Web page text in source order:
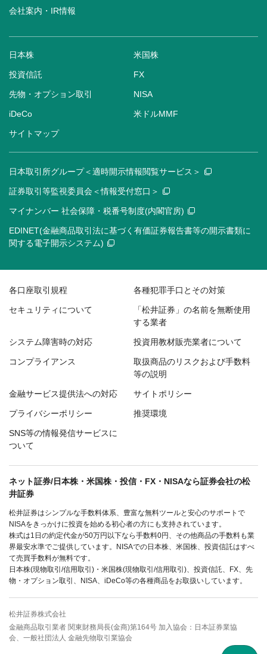
会社案内・IR情報
日本株 米国株
投資信託 FX
先物・オプション取引 NISA
iDeCo 米ドルMMF
サイトマップ
日本取引所グループ＜適時開示情報閲覧サービス＞
証券取引等監視委員会＜情報受付窓口＞
マイナンバー 社会保障・税番号制度(内閣官房)
EDINET(金融商品取引法に基づく有価証券報告書等の開示書類に
関する電子開示システム)
各口座取引規程 各種犯罪手口とその対策
セキュリティについて
「松井証券」の名前を無断使用
する業者
システム障害時の対応 投資用教材販売業者について
コンプライアンス
取扱商品のリスクおよび手数料
等の説明
金融サービス提供法への対応 サイトポリシー
プライバシーポリシー 推奨環境
SNS等の情報発信サービスに
ついて
ネット証券/日本株・米国株・投信・FX・NISAなら証券会社の松
井証券
松井証券はシンプルな手数料体系、豊富な無料ツールと安心のサポートで
NISAをきっかけに投資を始める初心者の方にも支持されています。
株式は1日の約定代金が50万円以下なら手数料0円、その他商品の手数料も業
界最安水準でご提供しています。NISAでの日本株、米国株、投資信託はすべ
て売買手数料が無料です。
日本株(現物取引/信用取引)・米国株(現物取引/信用取引)、投資信託、FX、先
物・オプション取引、NISA、iDeCo等の各種商品をお取扱いしています。
松井証券株式会社
金融商品取引業者 関東財務局長(金商)第164号 加入協会：日本証券業協
会、一般社団法人 金融先物取引業協会